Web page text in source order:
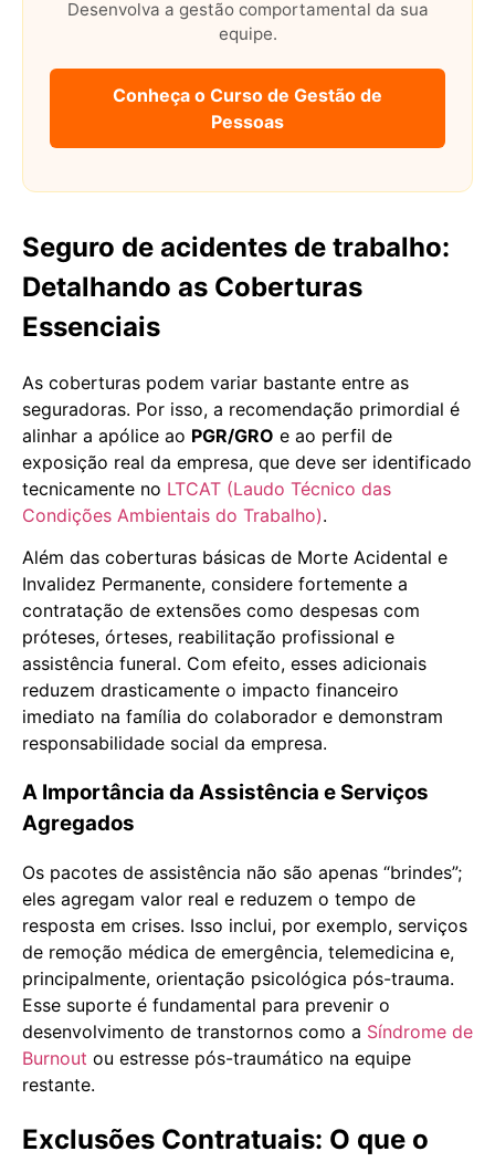
Desenvolva a gestão comportamental da sua
equipe.
Conheça o Curso de Gestão de
Pessoas
Seguro de acidentes de trabalho:
Detalhando as Coberturas
Essenciais
As coberturas podem variar bastante entre as
seguradoras. Por isso, a recomendação primordial é
alinhar a apólice ao PGR/GRO e ao perfil de
exposição real da empresa, que deve ser identificado
tecnicamente no LTCAT (Laudo Técnico das
Condições Ambientais do Trabalho).
Além das coberturas básicas de Morte Acidental e
Invalidez Permanente, considere fortemente a
contratação de extensões como despesas com
próteses, órteses, reabilitação profissional e
assistência funeral. Com efeito, esses adicionais
reduzem drasticamente o impacto financeiro
imediato na família do colaborador e demonstram
responsabilidade social da empresa.
A Importância da Assistência e Serviços
Agregados
Os pacotes de assistência não são apenas “brindes”;
eles agregam valor real e reduzem o tempo de
resposta em crises. Isso inclui, por exemplo, serviços
de remoção médica de emergência, telemedicina e,
principalmente, orientação psicológica pós-trauma.
Esse suporte é fundamental para prevenir o
desenvolvimento de transtornos como a Síndrome de
Burnout ou estresse pós-traumático na equipe
restante.
Exclusões Contratuais: O que o